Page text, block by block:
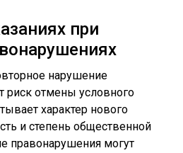
при
нарушение
отмены условного
характер нового
и степень общественной
правонарушения могут